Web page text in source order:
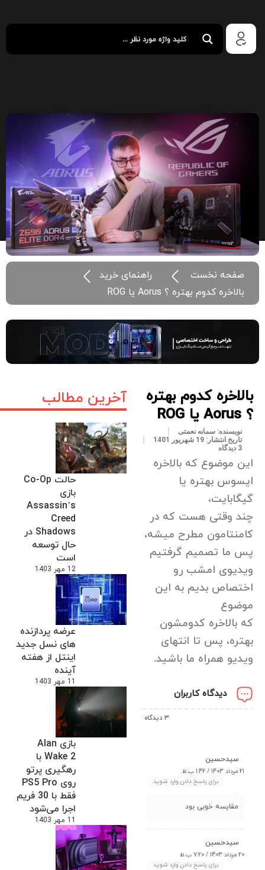
صفحه نخست
راهنمای خرید
بالاخره کدوم بهتره ؟ Aorus یا ROG
آخرین مطالب
حالت Co-Op
بازی
Assassin’s
Creed
Shadows در
حال توسعه
است
12 مهر 1403
عرضه پردازنده
های نسل جدید
اینتل از هفته
آینده
11 مهر 1403
بازی Alan
Wake 2 با
رهگیری پرتو
روی PS5 Pro
فقط با 30 فریم
اجرا می‌شود
11 مهر 1403
بالاخره کدوم بهتره
؟ Aorus یا ROG
نویسنده: سمانه نعمتی
تاریخ انتشار: 19 شهریور 1401
3 دیدگاه
این موضوع که بالاخره
ایسوس بهتره یا
گیگابایت،
چند وقتی هست که در
کامنتامون مطرح میشه،
پس ما تصمیم گرفتیم
ویدیوی امشب رو
اختصاص بدیم به این
موضوع
که بالاخره کدومشون
بهتره، پس تا انتهای
ویدیو همراه ما باشید.
دیدگاه کاربران
3 دیدگاه
سیدحسین
21 مرداد 1403 / 1:42 ب.ظ
برای پاسخ دادن وارد شوید
مقایسه خوبی بود
سیدحسین
20 مرداد 1403 / 7:20 ب.ظ
برای پاسخ دادن وارد شوید